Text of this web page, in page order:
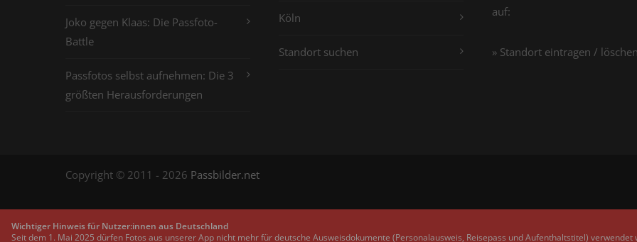
Joko gegen Klaas: Die Passfoto-
Battle
Passfotos selbst aufnehmen: Die 3
größten Herausforderungen
Köln
Standort suchen
auf:
» Standort eintragen / löschen
Copyright © 2011 - 2026 Passbilder.net
Wichtiger Hinweis für Nutzer:innen aus Deutschland
Seit dem 1. Mai 2025 dürfen Fotos aus unserer App nicht mehr für deutsche Ausweisdokumente (Personalausweis, Reisepass und Aufenthaltstitel)